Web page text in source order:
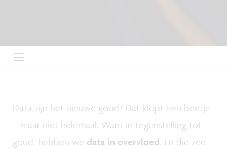
Data zijn het nieuwe goud? Dat klopt een beetje
– maar niet helemaal. Want in tegenstelling tot
goud, hebben we data in overvloed. En die zee